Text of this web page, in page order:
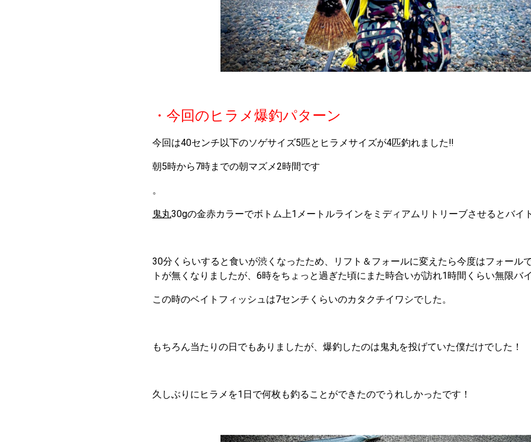
・今回のヒラメ爆釣パターン
今回は40センチ以下のソゲサイズ5匹とヒラメサイズが4匹釣れました‼
朝5時から7時までの朝マズメ2時間です
。
鬼丸30gの金赤カラーでボトム上1メートルラインをミディアムリトリーブさせるとバイ
30分くらいすると食いが渋くなったため、リフト＆フォールに変えたら今度はフォール
トが無くなりましたが、6時をちょっと過ぎた頃にまた時合いが訪れ1時間くらい無限バ
この時のベイトフィッシュは7センチくらいのカタクチイワシでした。
もちろん当たりの日でもありましたが、爆釣したのは鬼丸を投げていた僕だけでした！
久しぶりにヒラメを1日で何枚も釣ることができたのでうれしかったです！